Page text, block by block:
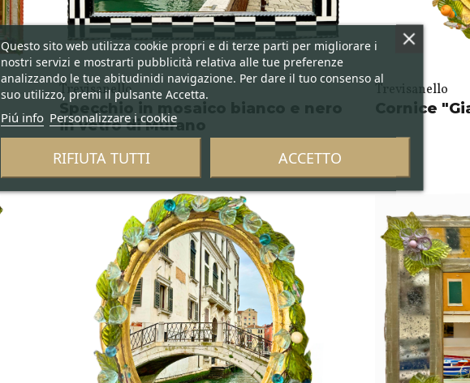
Trevisanello
in vetro di Murano
Trevisanello
Cornice
Questo sito web utilizza cookie propri e di terze parti per migliorare i
nostri servizi e mostrarti pubblicità relativa alle tue preferenze
analizzando le tue abitudinidi navigazione. Per dare il tuo consenso al
suo utilizzo, premi il pulsante Accetta.
Piú info Personalizzare i cookie
RIFIUTA TUTTI ACCETTO